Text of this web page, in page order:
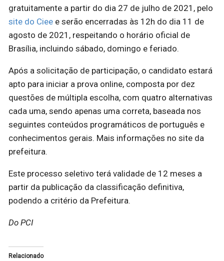
gratuitamente a partir do dia 27 de julho de 2021, pelo
site do Ciee e serão encerradas às 12h do dia 11 de
agosto de 2021, respeitando o horário oficial de
Brasília, incluindo sábado, domingo e feriado.
Após a solicitação de participação, o candidato estará
apto para iniciar a prova online, composta por dez
questões de múltipla escolha, com quatro alternativas
cada uma, sendo apenas uma correta, baseada nos
seguintes conteúdos programáticos de português e
conhecimentos gerais. Mais informações no site da
prefeitura.
Este processo seletivo terá validade de 12 meses a
partir da publicação da classificação definitiva,
podendo a critério da Prefeitura.
Do PCI
Relacionado